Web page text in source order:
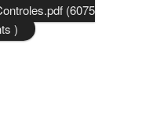
(6075
)